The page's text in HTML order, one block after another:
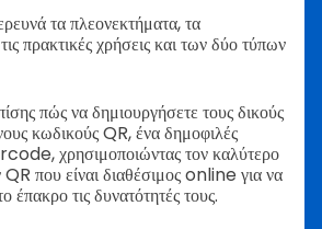
τα πλεονεκτήματα, τα
πρακτικές χρήσεις και των δύο τύπων
πώς να δημιουργήσετε τους δικούς
κωδικούς QR, ένα δημοφιλές
χρησιμοποιώντας τον καλύτερο
που είναι διαθέσιμος online για να
έπακρο τις δυνατότητές τους.